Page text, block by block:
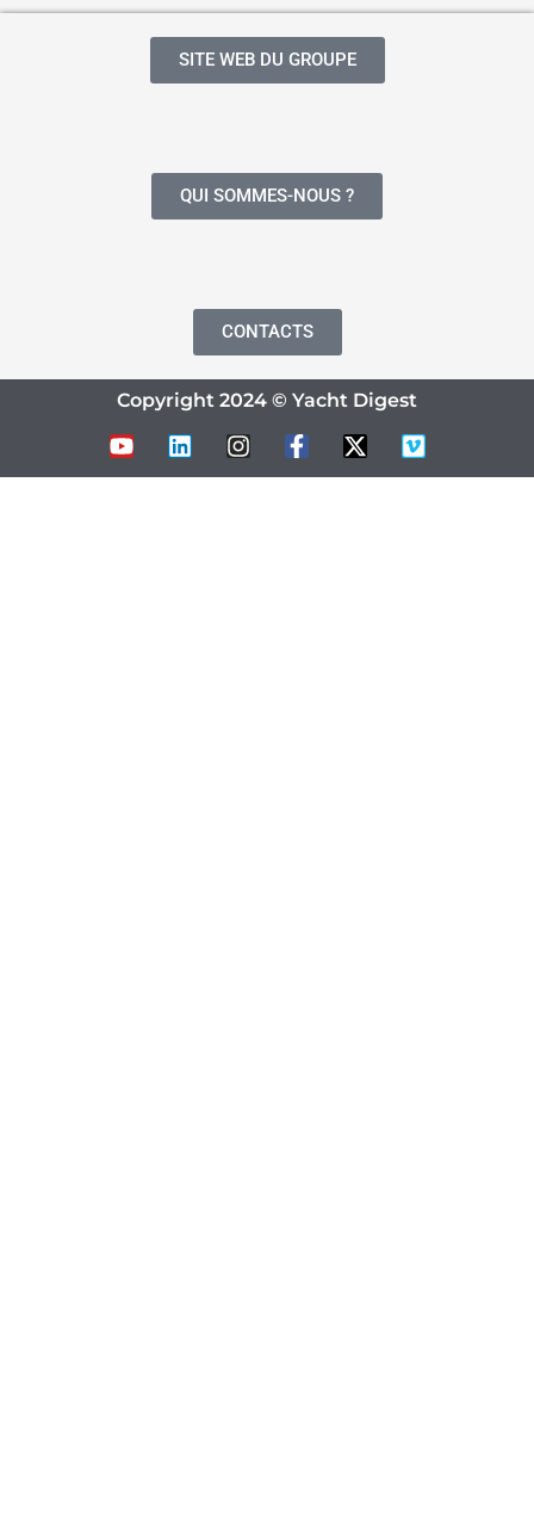
SITE WEB DU GROUPE
QUI SOMMES-NOUS ?
CONTACTS
Copyright 2024 © Yacht Digest